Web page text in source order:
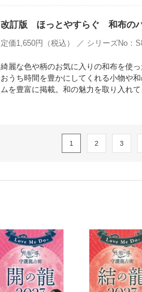
改訂版 ほっとやすらぐ 和布の
定価1,650円（税込） ／ シリーズNo：
綺麗な色や柄のお気に入りの和布を使
おうち時間を豊かにしてくれる小物や
ムを豊富に掲載。和の魅力を取り入れ
1 2 3